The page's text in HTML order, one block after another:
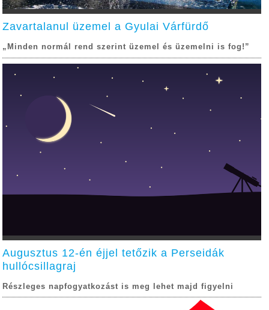
Zavartalanul üzemel a Gyulai Várfürdő
„Minden normál rend szerint üzemel és üzemelni is fog!”
Augusztus 12-én éjjel tetőzik a Perseidák
hullócsillagraj
Részleges napfogyatkozást is meg lehet majd figyelni